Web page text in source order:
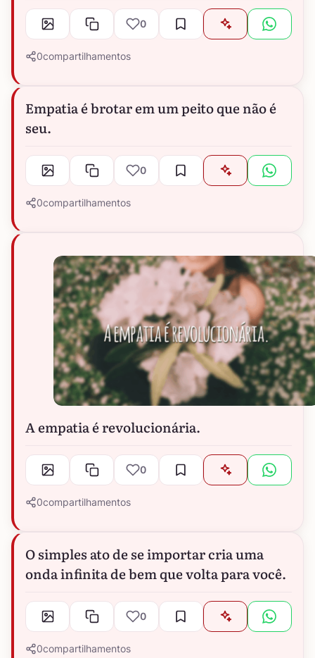
0
0compartilhamentos
Empatia é brotar em um peito que não é
seu.
0
0compartilhamentos
A empatia é revolucionária.
0
0compartilhamentos
O simples ato de se importar cria uma
onda infinita de bem que volta para você.
0
0compartilhamentos